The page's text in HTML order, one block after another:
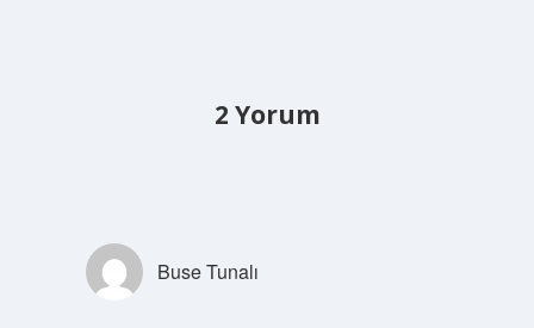
2 Yorum
Buse Tunalı